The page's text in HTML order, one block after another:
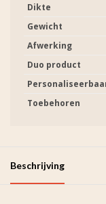
Dikte
Gewicht
Afwerking
Duo product
Toebehoren
Beschrijving